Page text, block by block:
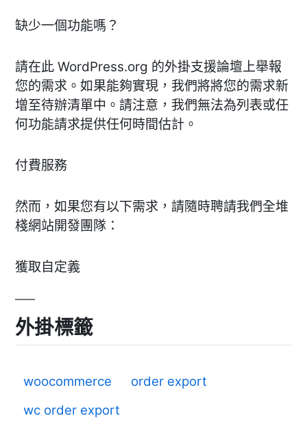
缺少一個功能嗎？
請在此 WordPress.org 的外掛支援論壇上舉報
您的需求。如果能夠實現，我們將將您的需求新
增至待辦清單中。請注意，我們無法為列表或任
何功能請求提供任何時間估計。
付費服務
然而，如果您有以下需求，請隨時聘請我們全堆
棧網站開發團隊：
獲取自定義
外掛標籤
woocommerce
order export
wc order export